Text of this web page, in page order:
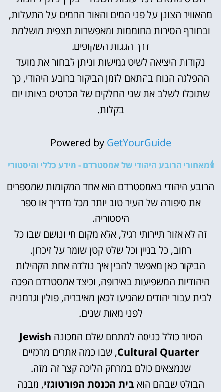
מהאוויר הצונן על פני המים והאור החמים על התעלות,
ובחורף הסירות מחוממות ומאפשרות תצפית מושלמת
דרך הגגות השקופים.
נקודות היציאה לשיט גמישות וניתן לבחור את מועד
ההפלגה הנוח בהתאם לזמן הביקור ברובע היהודי, כך
שתוכלו לשלב את שני החלקים של הכרטיס באותו יום
בקלות.
Powered by GetYourGuide
🕯️מאחורי הרובע היהודי של אמסטרדם - מידע כללי והיסטורי
הרובע היהודי באמסטרדם הוא אחד המקומות שמספרים
את סיפורה של העיר טוב יותר מכל מדריך או ספר
היסטוריה.
זה לא אזור תיירותי רגיל, אלא מקום חי ונושם שבו כל
רחוב, כל בניין וכל שלט קטן שומר על זיכרון.
הביקור כאן מאפשר להבין איך נולדה אחת הקהילות
היהודיות המשפיעות באירופה, וכיצד אמסטרדם הפכה
לבית עבור יהודים שהגיעו לכאן מאיבריה, פולין וגרמניה
לפני מאות שנים.
הסיור כולל כניסה למתחם שלם המכונה Jewish
Cultural Quarter, שבו כמה אתרים מרכזיים
שנמצאים כולם במרחק הליכה קצר זה מזה.
הבולט שבהם הוא בית הכנסת הפורטוגזי, מבנה